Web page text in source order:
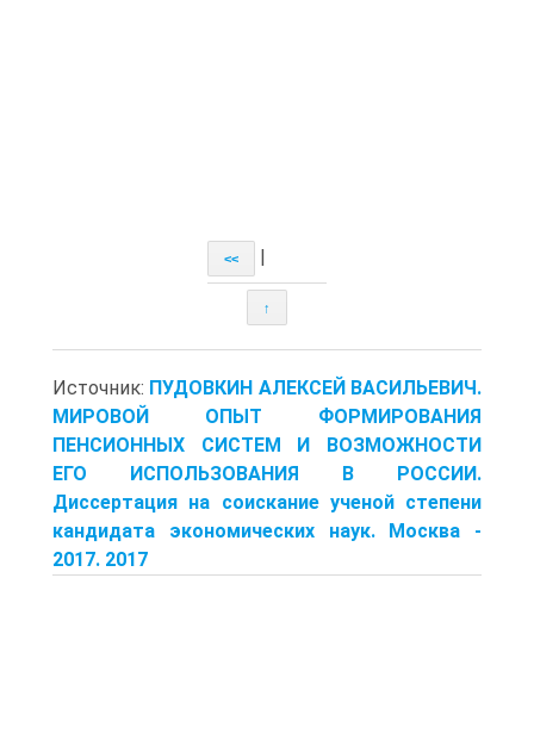
<< |
↑
Источник: ПУДОВКИН АЛЕКСЕЙ ВАСИЛЬЕВИЧ.
МИРОВОЙ ОПЫТ ФОРМИРОВАНИЯ
ПЕНСИОННЫХ СИСТЕМ И ВОЗМОЖНОСТИ
ЕГО ИСПОЛЬЗОВАНИЯ В РОССИИ.
Диссертация на соискание ученой степени
кандидата экономических наук. Москва -
2017. 2017